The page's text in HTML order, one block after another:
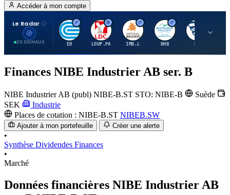
Accéder à mon compte
Le Radar
20 SIGNAUX
C
ED
L
LOUP.PA
I
IMB.L
B
BHB
B
Finances NIBE Industrier AB ser. B
NIBE Industrier AB (publ) NIBE-B.ST STO: NIBE-B
Suède
SEK
Industrie
Places de cotation : NIBE-B.ST NIBEB.SW
Ajouter à mon portefeuille Créer une alerte
•
Synthèse Dividendes Finances
•
Marché
Données financières NIBE Industrier AB